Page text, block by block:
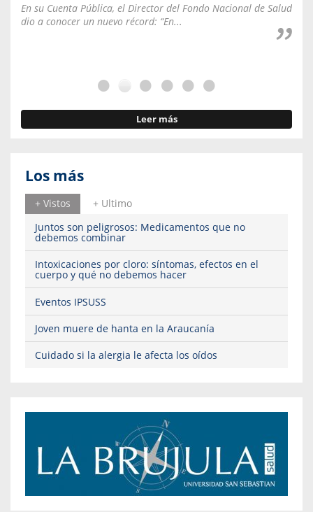
En su Cuenta Pública, el Director del Fondo Nacional de Salud
dio a conocer un nuevo récord: “En...
Leer más
Los más
+ Vistos
+ Ultimo
Juntos son peligrosos: Medicamentos que no
debemos combinar
Intoxicaciones por cloro: síntomas, efectos en el
cuerpo y qué no debemos hacer
Eventos IPSUSS
Joven muere de hanta en la Araucanía
Cuidado si la alergia le afecta los oídos